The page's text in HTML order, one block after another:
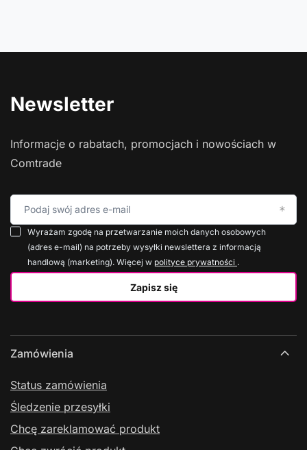
Newsletter
Informacje o rabatach, promocjach i nowościach w
Comtrade
Podaj swój adres e-mail
Zapisz się
Wyrażam zgodę na przetwarzanie moich danych osobowych
(adres e-mail) na potrzeby wysyłki newslettera z informacją
handlową (marketing). Więcej w polityce prywatności .
Zamówienia
Status zamówienia
Śledzenie przesyłki
Chcę zareklamować produkt